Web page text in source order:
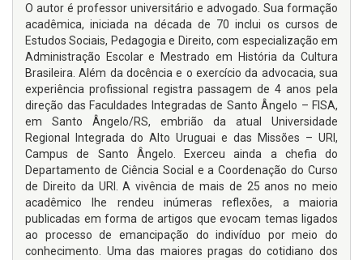
O autor é professor universitário e advogado. Sua formação
acadêmica, iniciada na década de 70 inclui os cursos de
Estudos Sociais, Pedagogia e Direito, com especialização em
Administração Escolar e Mestrado em História da Cultura
Brasileira. Além da docência e o exercício da advocacia, sua
experiência profissional registra passagem de 4 anos pela
direção das Faculdades Integradas de Santo Ângelo – FISA,
em Santo Ângelo/RS, embrião da atual Universidade
Regional Integrada do Alto Uruguai e das Missões – URI,
Campus de Santo Ângelo. Exerceu ainda a chefia do
Departamento de Ciência Social e a Coordenação do Curso
de Direito da URI. A vivência de mais de 25 anos no meio
acadêmico lhe rendeu inúmeras reflexões, a maioria
publicadas em forma de artigos que evocam temas ligados
ao processo de emancipação do indivíduo por meio do
conhecimento. Uma das maiores pragas do cotidiano dos